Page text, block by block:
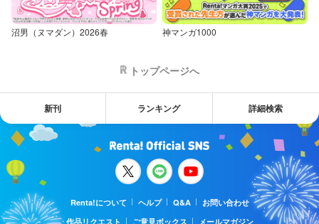
沼男（ヌマダン）2026春 神マンガ1000
トップページへ
新刊 ランキング 詳細検索
Renta!について ヘルプ Q&A
お問い合わせ
作品リクエスト
ご意見ボックス メールマガジン